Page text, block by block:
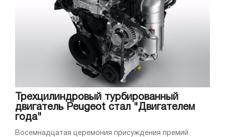
Трехцилиндровый турбированный
двигатель Peugeot стал "Двигателем
года"
Восемнадцатая церемония присуждения премий